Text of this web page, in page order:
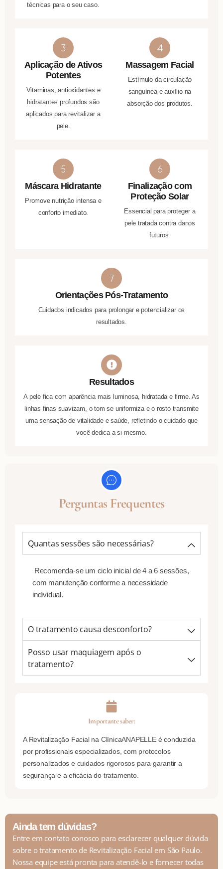
técnicas para o seu caso.
Aplicação de Ativos
Potentes
Vitaminas, antioxidantes e
hidratantes profundos são
aplicados para revitalizar a
pele.
Massagem Facial
Estímulo da circulação
sanguínea e auxílio na
absorção dos produtos.
Máscara Hidratante
Promove nutrição intensa e
conforto imediato.
Finalização com
Proteção Solar
Essencial para proteger a
pele tratada contra danos
futuros.
Orientações Pós-Tratamento
Cuidados indicados para prolongar e potencializar os
resultados.
Resultados
A pele fica com aparência mais luminosa, hidratada e firme. As
linhas finas suavizam, o tom se uniformiza e o rosto transmite
uma sensação de vitalidade e saúde, refletindo o cuidado que
você dedica a si mesmo.
Perguntas Frequentes
Quantas sessões são necessárias?
Recomenda-se um ciclo inicial de 4 a 6 sessões,
com manutenção conforme a necessidade
individual.
O tratamento causa desconforto?
Posso usar maquiagem após o
tratamento?
Importante saber:
A Revitalização Facial na ClínicaANAPELLE é conduzida
por profissionais especializados, com protocolos
personalizados e cuidados rigorosos para garantir a
segurança e a eficácia do tratamento.
Ainda tem dúvidas?
Entre em contato conosco para esclarecer qualquer dúvida
sobre o tratamento de Revitalização Facial em São Paulo.
Nossa equipe está pronta para atendê-lo e fornecer todas